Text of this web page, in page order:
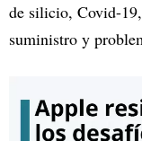
de silicio, Covid-
suministro y